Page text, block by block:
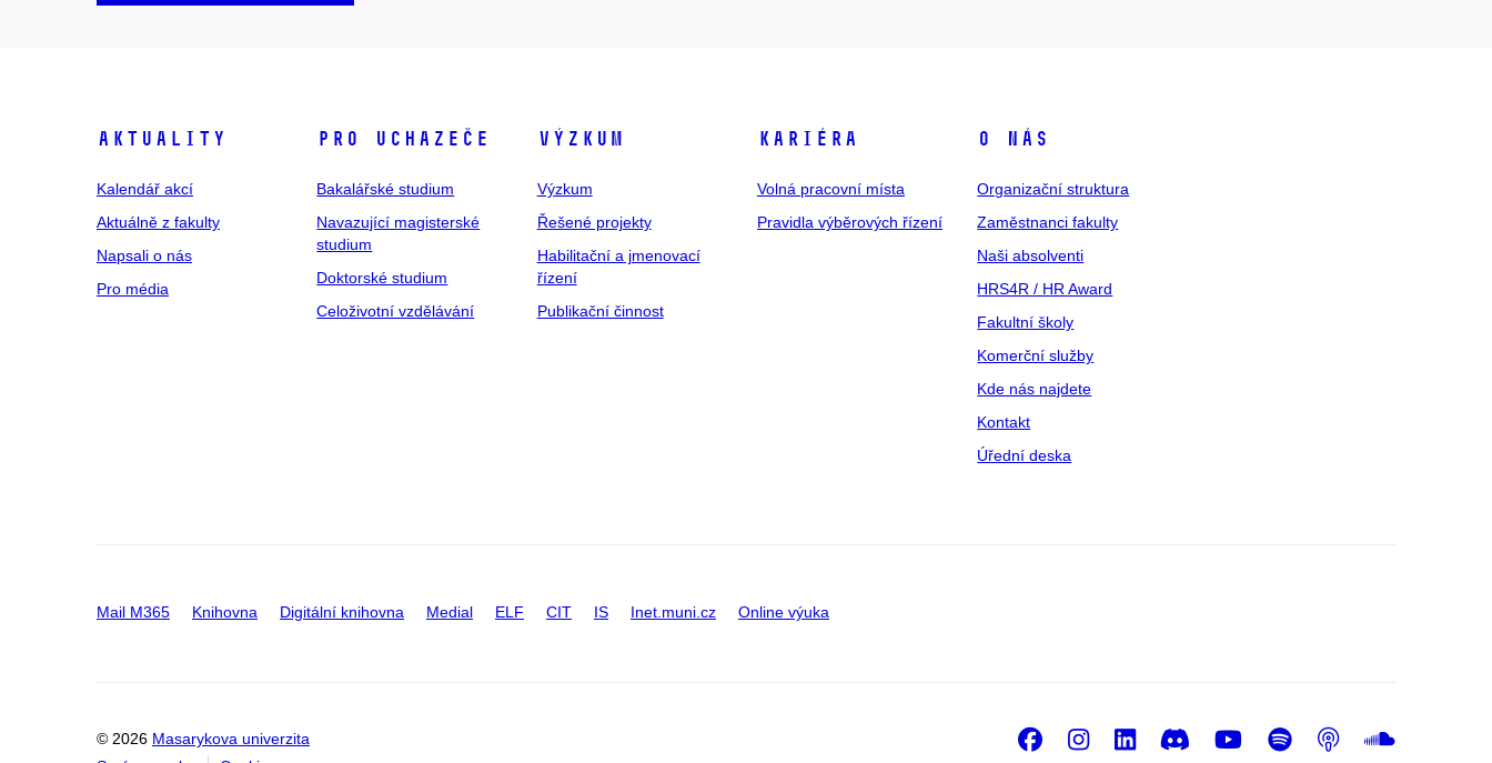
Aktuality
Kalendář akcí
Aktuálně z fakulty
Napsali o nás
Pro média
Pro uchazeče
Bakalářské studium
Navazující magisterské
studium
Doktorské studium
Celoživotní vzdělávání
Výzkum
Výzkum
Řešené projekty
Habilitační a jmenovací
řízení
Publikační činnost
Kariéra
Volná pracovní místa
Pravidla výběrových řízení
O nás
Organizační struktura
Zaměstnanci fakulty
Naši absolventi
HRS4R / HR Award
Fakultní školy
Komerční služby
Kde nás najdete
Kontakt
Úřední deska
Mail M365 Knihovna Digitální knihovna Medial ELF CIT IS Inet.muni.cz Online výuka
© 2026 Masarykova univerzita
Facebook
Instagram
LinkedIn
DiscordYoutube
Spotify
Podcast